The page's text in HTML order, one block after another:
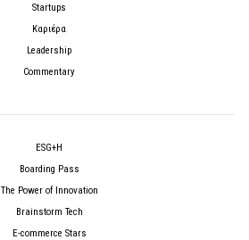
Startups
Καριέρα
Leadership
Commentary
ESG+H
Boarding Pass
The Power of Innovation
Brainstorm Tech
E-commerce Stars